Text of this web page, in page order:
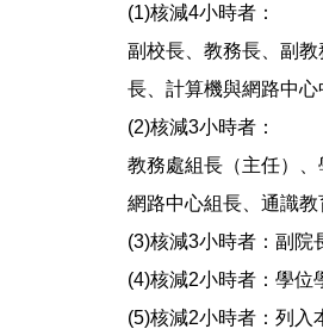
(1)核減4小時者：
副校長、教務長、副
長、計算機與網路中
(2)核減3小時者：
教務處組長（主任）
網路中心組長、通識教
(3)核減3小時者：副院
(4)核減2小時者：學位
(5)核減2小時者：列入